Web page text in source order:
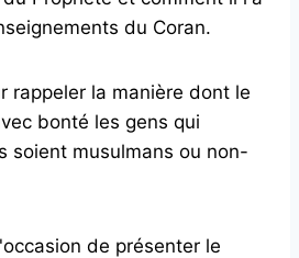
du Coran.
rappeler la manière dont le
bonté les gens qui
soient musulmans ou non-
de présenter le